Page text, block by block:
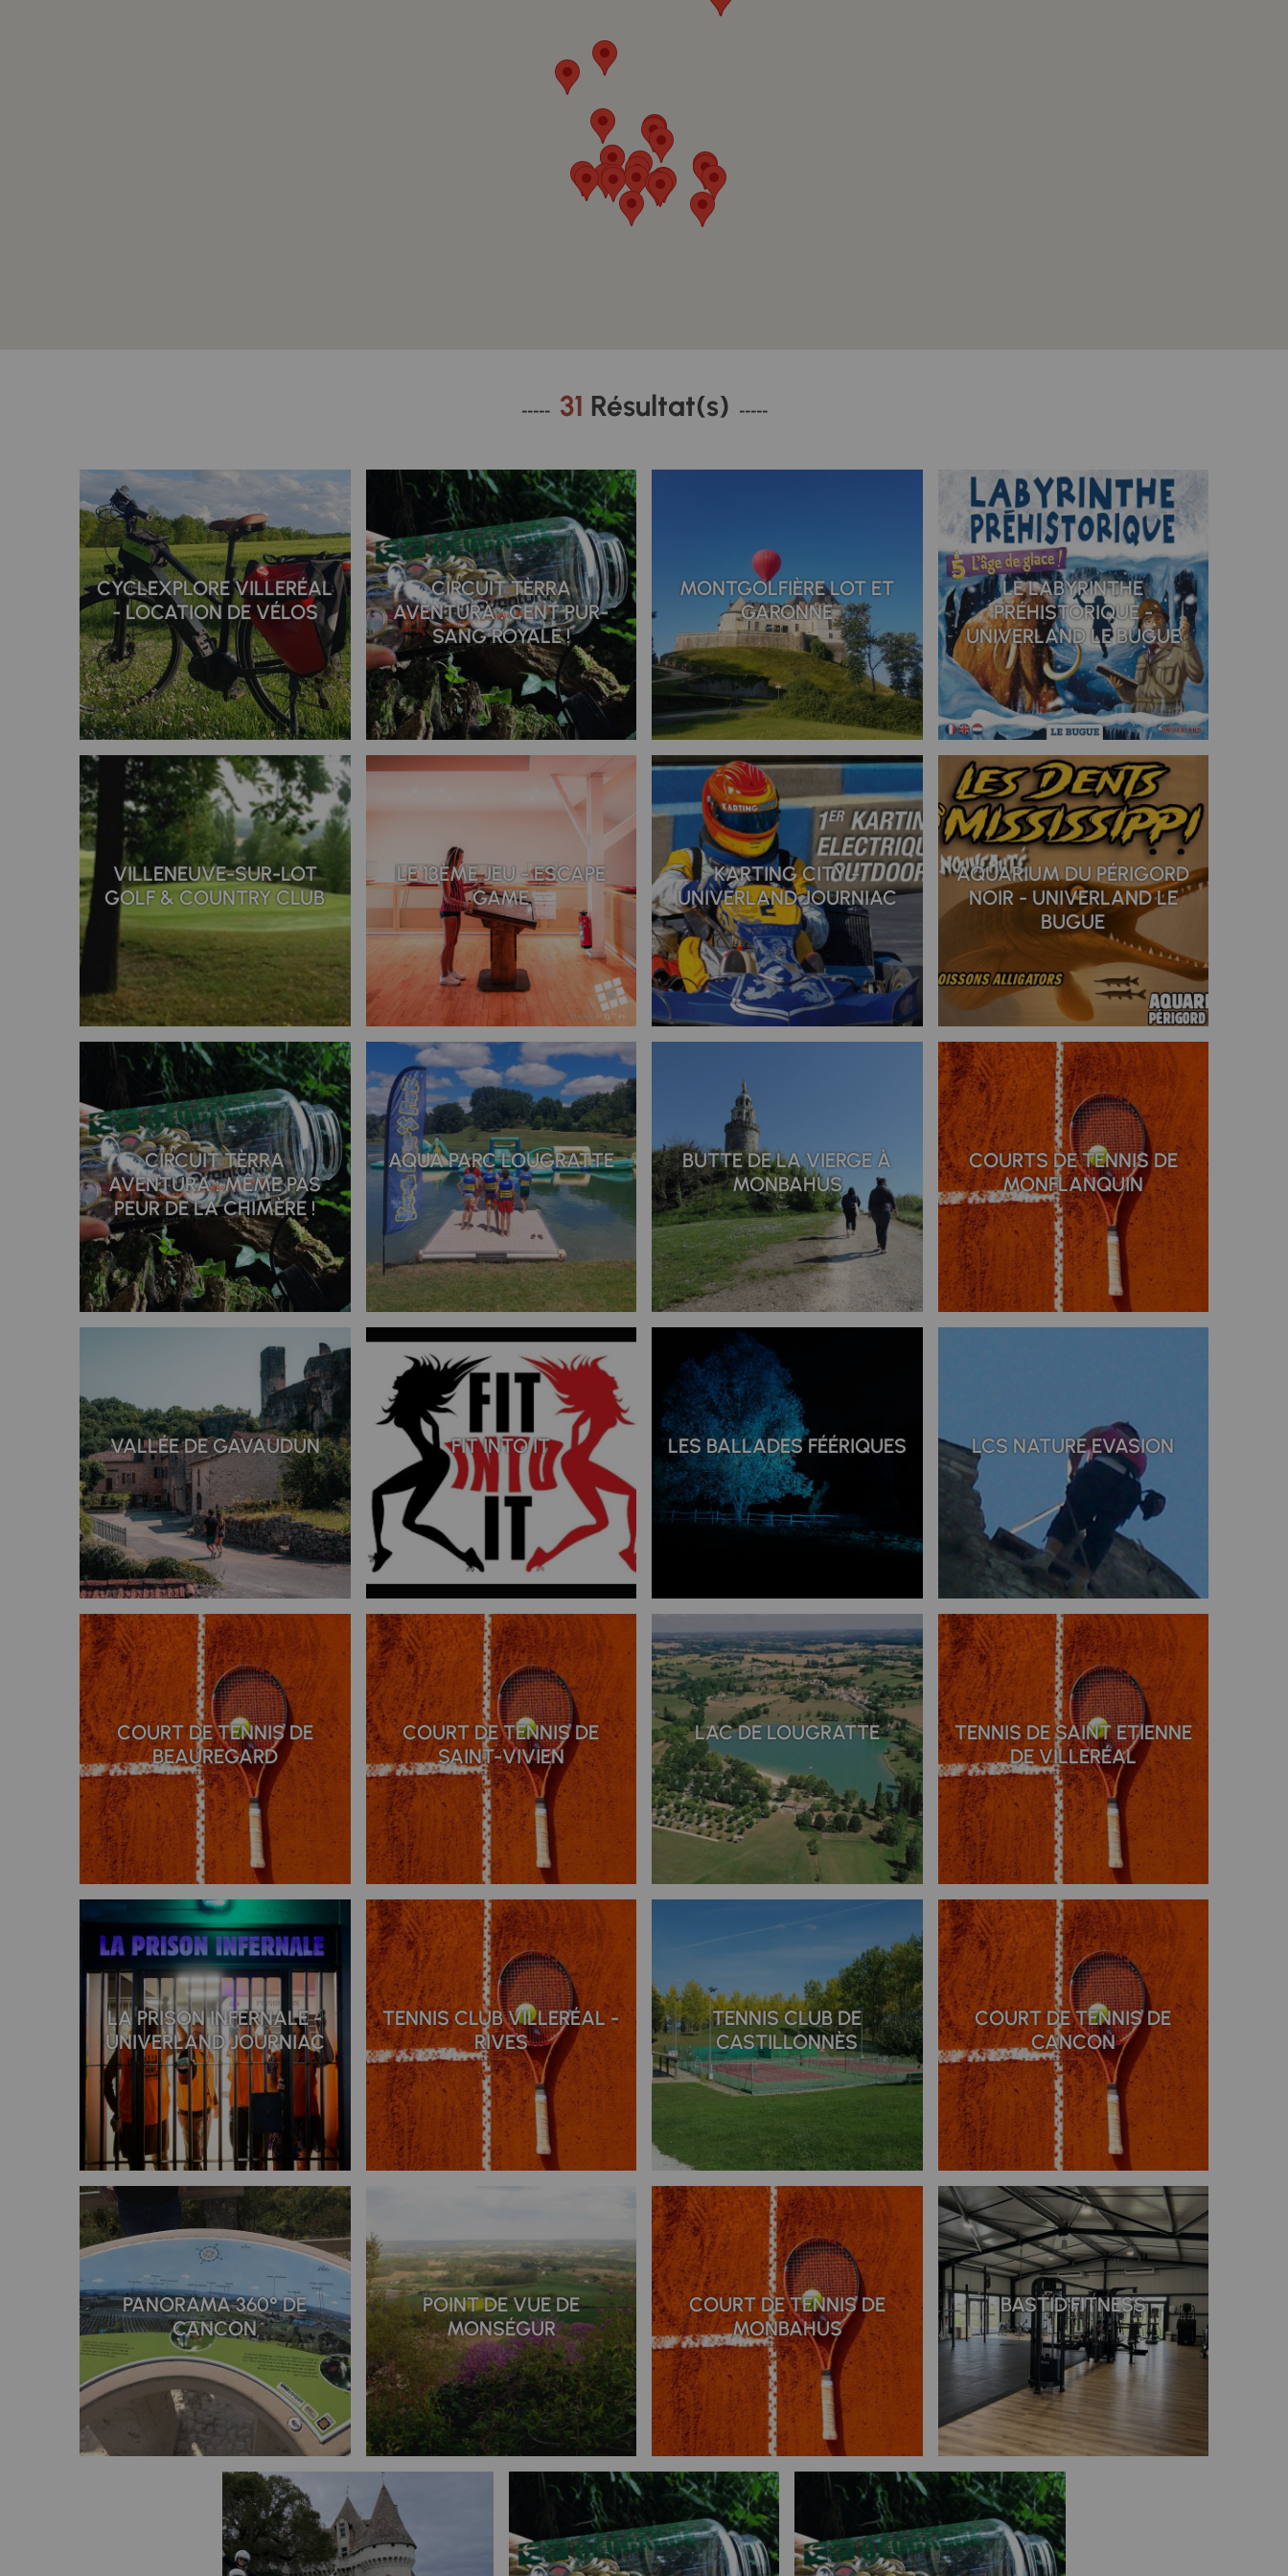
31 Résultat(s)
CYCLEXPLORE VILLERÉAL
- LOCATION DE VÉLOS
CIRCUIT TÈRRA
AVENTURA : CENT PUR-
SANG ROYALE !
MONTGOLFIÈRE LOT ET
GARONNE
LE LABYRINTHE
PRÉHISTORIQUE -
UNIVERLAND LE BUGUE
VILLENEUVE-SUR-LOT
GOLF & COUNTRY CLUB
LE 13ÈME JEU - ESCAPE
GAME
KARTING CITY -
UNIVERLAND JOURNIAC
AQUARIUM DU PÉRIGORD
NOIR - UNIVERLAND LE
BUGUE
CIRCUIT TÈRRA
AVENTURA : MÊME PAS
PEUR DE LA CHIMÈRE !
AQUA PARC LOUGRATTE
BUTTE DE LA VIERGE À
MONBAHUS
COURTS DE TENNIS DE
MONFLANQUIN
VALLÉE DE GAVAUDUN FIT INTO IT LES BALLADES FÉÉRIQUES LCS NATURE EVASION
COURT DE TENNIS DE
BEAUREGARD
COURT DE TENNIS DE
SAINT-VIVIEN
LAC DE LOUGRATTE
TENNIS DE SAINT ETIENNE
DE VILLERÉAL
LA PRISON INFERNALE -
UNIVERLAND JOURNIAC
TENNIS CLUB VILLERÉAL -
RIVES
TENNIS CLUB DE
CASTILLONNÈS
COURT DE TENNIS DE
CANCON
PANORAMA 360° DE
CANCON
POINT DE VUE DE
MONSÉGUR
COURT DE TENNIS DE
MONBAHUS
BASTID'FITNESS